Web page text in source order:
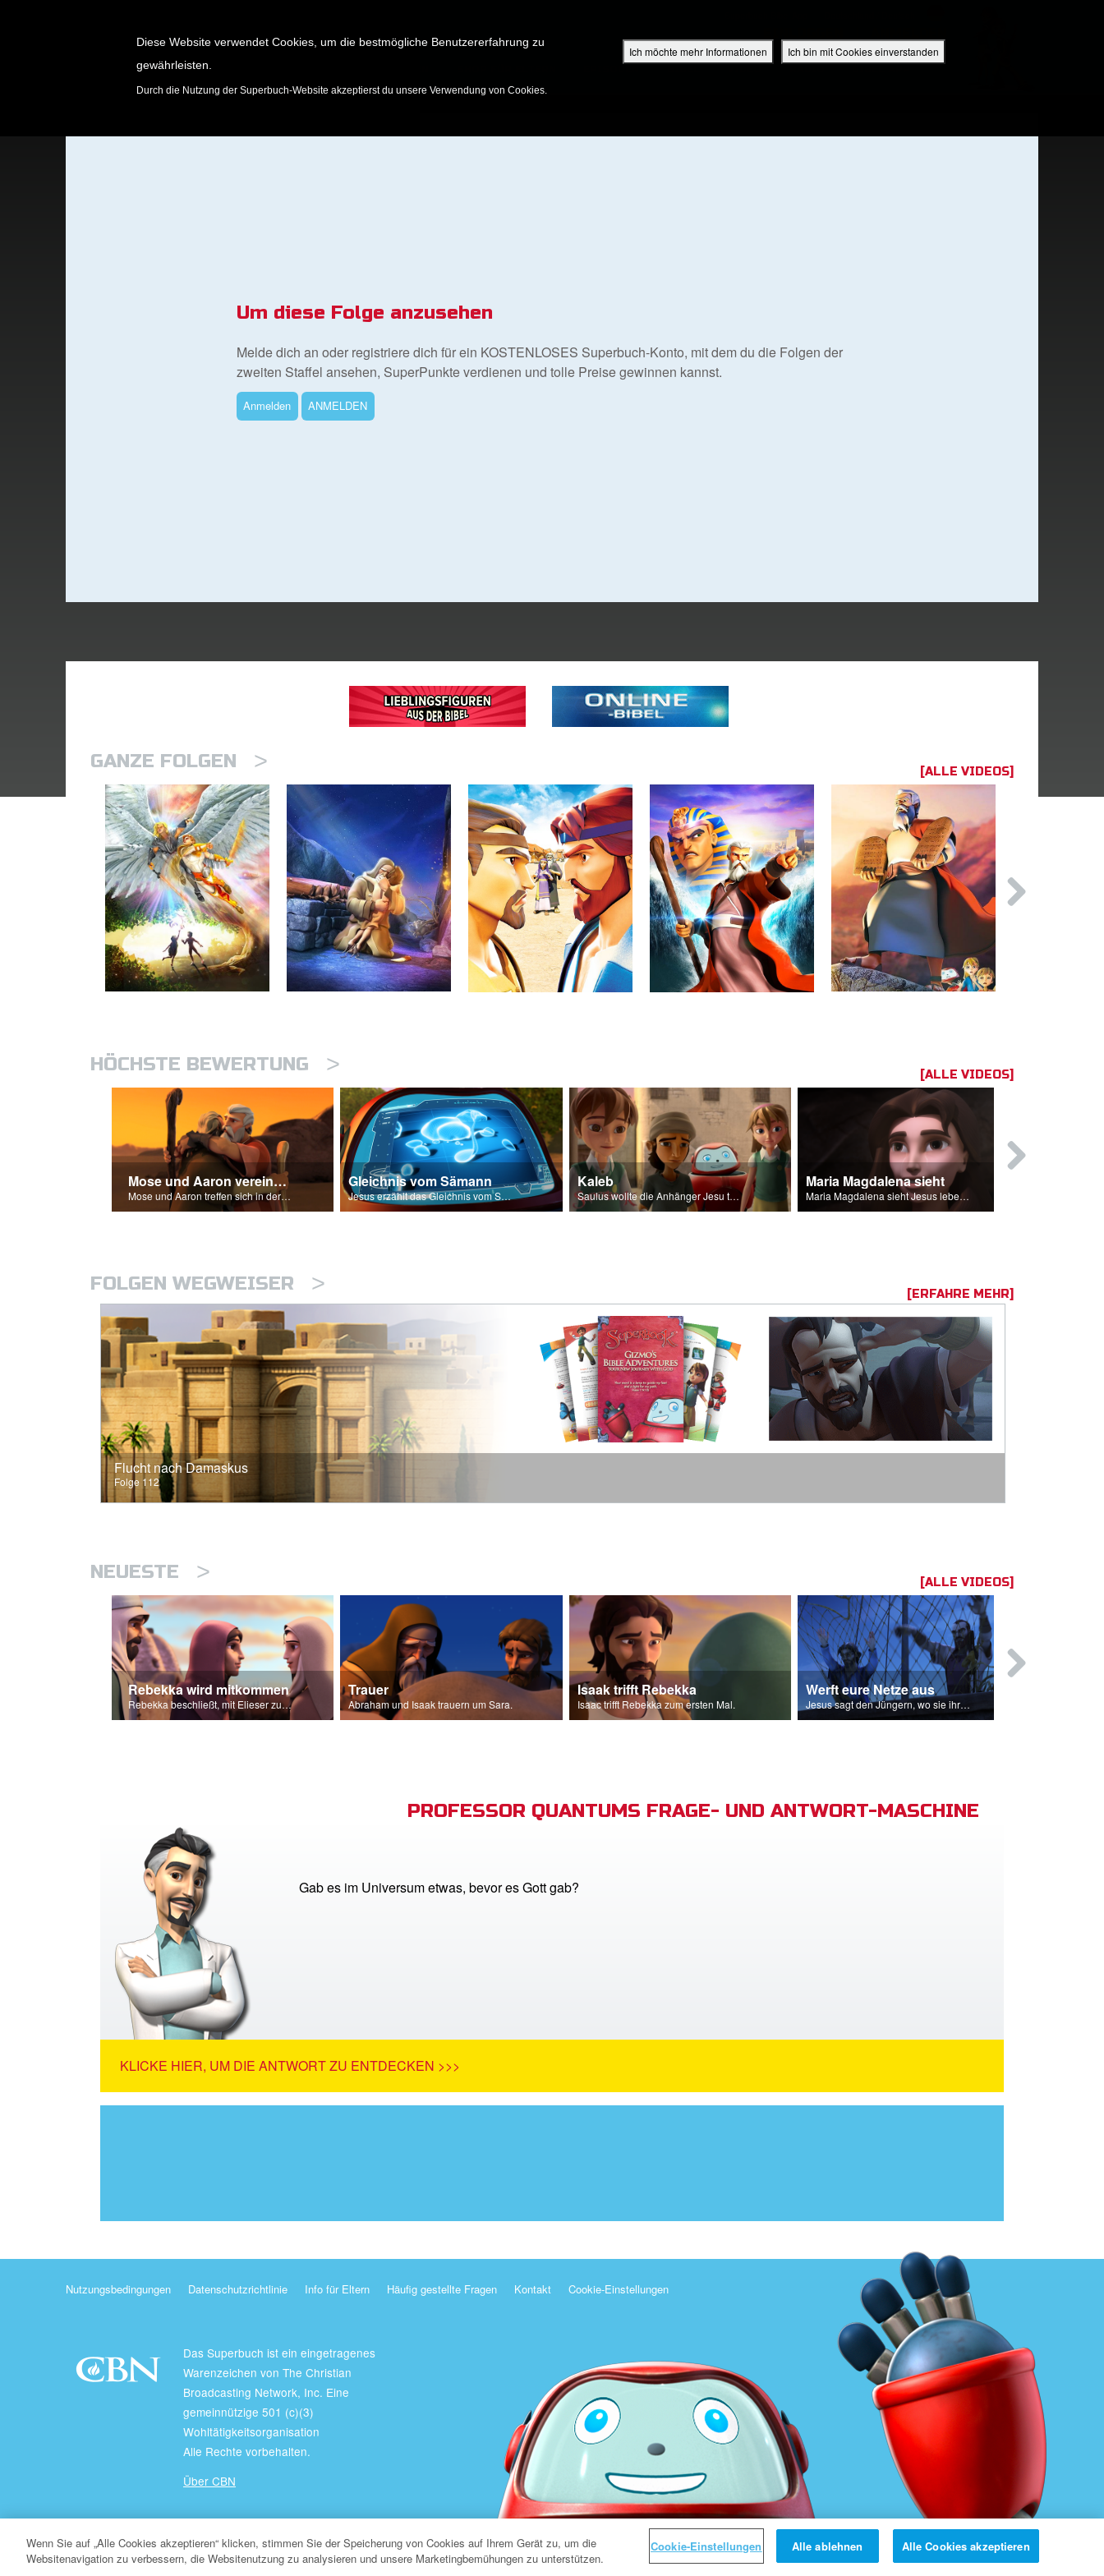
Diese Website verwendet Cookies, um die bestmögliche Benutzererfahrung zu
gewährleisten.
Durch die Nutzung der Superbuch-Website akzeptierst du unsere Verwendung von Cookies.
Ich möchte mehr Informationen Ich bin mit Cookies einverstanden
Um diese Folge anzusehen
Melde dich an oder registriere dich für ein KOSTENLOSES Superbuch-Konto, mit dem du die Folgen der
zweiten Staffel ansehen, SuperPunkte verdienen und tolle Preise gewinnen kannst.
Anmelden ANMELDEN
GANZE FOLGEN > [ALLE VIDEOS]
HÖCHSTE BEWERTUNG > [ALLE VIDEOS]
Mose und Aaron vereinen sich wieder
Mose und Aaron treffen sich in der Wildnis.
Gleichnis vom Sämann
Jesus erzählt das Gleichnis vom Sämann.
Kaleb
Saulus wollte die Anhänger Jesu töten.
Maria Magdalena sieht
Maria Magdalena sieht Jesus lebendig.
FOLGEN WEGWEISER > [ERFAHRE MEHR]
Flucht nach Damaskus
Folge 112
NEUESTE > [ALLE VIDEOS]
Rebekka wird mitkommen
Rebekka beschließt, mit Elieser zu gehen, um Isaaks Frau zu werden.
Trauer
Abraham und Isaak trauern um Sara.
Isaak trifft Rebekka
Isaac trifft Rebekka zum ersten Mal.
Werft eure Netze aus
Jesus sagt den Jüngern, wo sie ihre Netze auswerfen sollen.
PROFESSOR QUANTUMS FRAGE- UND ANTWORT-MASCHINE
Gab es im Universum etwas, bevor es Gott gab?
KLICKE HIER, UM DIE ANTWORT ZU ENTDECKEN >>>
Nutzungsbedingungen Datenschutzrichtlinie Info für Eltern Häufig gestellte Fragen Kontakt Cookie-Einstellungen
Das Superbuch ist ein eingetragenes
Warenzeichen von The Christian
Broadcasting Network, Inc. Eine
gemeinnützige 501 (c)(3)
Wohltätigkeitsorganisation
Alle Rechte vorbehalten.
Über CBN
© Copyright 2026 Christian Broadcasting Network.
Wenn Sie auf „Alle Cookies akzeptieren“ klicken, stimmen Sie der Speicherung von Cookies auf Ihrem Gerät zu, um die
Websitenavigation zu verbessern, die Websitenutzung zu analysieren und unsere Marketingbemühungen zu unterstützen.
Cookie-Einstellungen Alle ablehnen Alle Cookies akzeptieren